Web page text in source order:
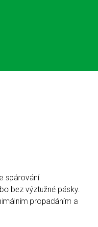
spárování
bez výztužné pásky.
propadáním a